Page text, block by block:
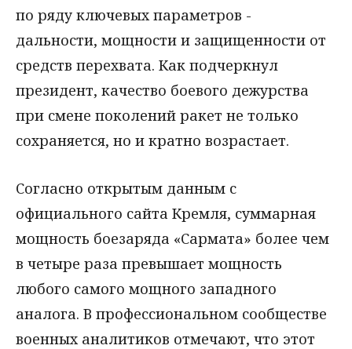
по ряду ключевых параметров -
дальности, мощности и защищенности от
средств перехвата. Как подчеркнул
президент, качество боевого дежурства
при смене поколений ракет не только
сохраняется, но и кратно возрастает.
Согласно открытым данным с
официального сайта Кремля, суммарная
мощность боезаряда «Сармата» более чем
в четыре раза превышает мощность
любого самого мощного западного
аналога. В профессиональном сообществе
военных аналитиков отмечают, что этот